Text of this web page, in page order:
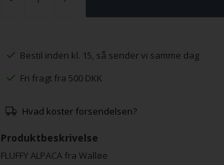
Bestil inden kl. 15, så sender vi samme dag
Fri fragt fra 500 DKK
Hvad koster forsendelsen?
Produktbeskrivelse
FLUFFY ALPACA fra Walløe